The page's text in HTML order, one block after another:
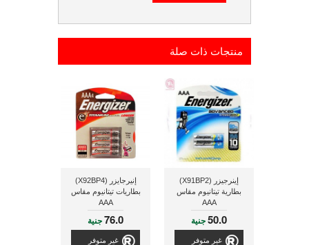
منتجات ذات صلة
إينرجيزر (X91BP2)
بطارية تيتانيوم مقاس
AAA
50.0جنية
غير متوفر
إنيرجايزر (X92BP4)
بطاريات تيتانيوم مقاس
AAA
76.0جنية
غير متوفر